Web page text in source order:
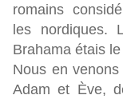
romains
les nordiques.
Brahama étais
Nous en
Adam et Ève,